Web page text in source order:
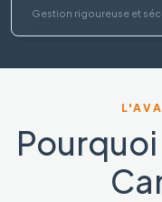
Gestion rigoureuse et